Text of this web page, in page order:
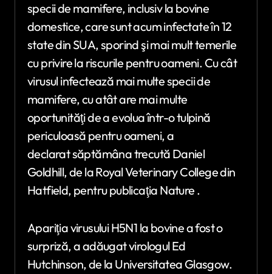
specii de mamifere, inclusiv la bovine
domestice, care sunt acum infectate în 12
state din SUA, sporind şi mai mult temerile
cu privire la riscurile pentru oameni. Cu cât
virusul infectează mai multe specii de
mamifere, cu atât are mai multe
oportunităţi de a evolua într-o tulpină
periculoasă pentru oameni, a
declarat săptămâna trecută Daniel
Goldhill, de la Royal Veterinary College din
Hatfield, pentru publicaţia Nature .
Apariţia virusului H5N1 la bovine a fost o
surpriză, a adăugat virologul Ed
Hutchinson, de la Universitatea Glasgow.